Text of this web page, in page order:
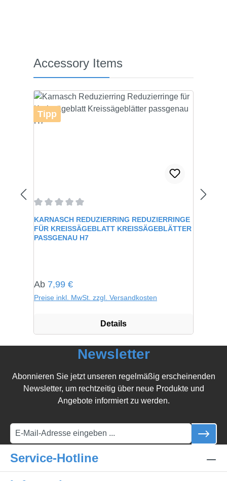
Produktgalerie überspringen
Accessory Items
Tipp
KARNASCH REDUZIERRING REDUZIERRINGE
FÜR KREISSÄGEBLATT KREISSÄGEBLÄTTER
PASSGENAU H7
Regulärer Preis:
Ab 7,99 €
Preise inkl. MwSt. zzgl. Versandkosten
Details
Newsletter
Abonnieren Sie jetzt unseren regelmäßig erscheinenden
Newsletter, um rechtzeitig über neue Produkte und
Angebote informiert zu werden.
Service-Hotline